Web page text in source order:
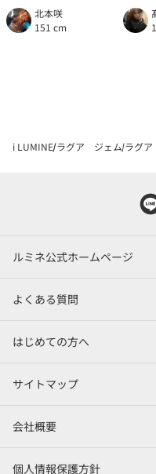
北本咲
151 cm
i LUMINE ラグア ジェム ラグ
ルミネ公式ホームページ
よくある質問
はじめての方へ
サイトマップ
会社概要
個人情報保護方針